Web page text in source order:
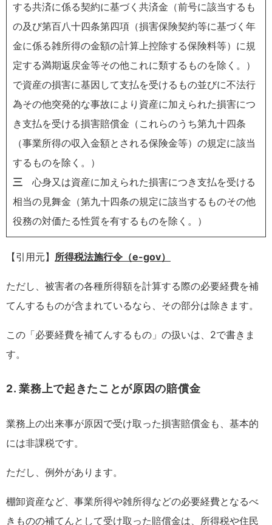
する共済に係る契約に基づく共済金（前号に該当するも
の及び第百八十四条第四項（損害保険契約等に基づく年
金に係る雑所得の金額の計算上控除する保険料等）に規
定する満期返戻金等その他これに類するものを除く。）
で資産の損害に基因して支払を受けるもの並びに不法行
為その他突発的な事故により資産に加えられた損害につ
き支払を受ける損害賠償金（これらのうち第九十四条
（事業所得の収入金額とされる保険金等）の規定に該当
するものを除く。）
三 心身又は資産に加えられた損害につき支払を受ける
相当の見舞金（第九十四条の規定に該当するものその他
役務の対価たる性質を有するものを除く。）
【引用元】 所得税法施行令（e-gov）
ただし、被害者の各種所得額を計算する際の必要経費を補
てんするものが含まれているなら、その部分は除きます。
この「必要経費を補てんするもの」の扱いは、2で書きま
す。
2. 業務上で起きたことが原因の賠償金
業務上の出来事が原因で受け取った損害賠償金も、基本的
には非課税です。
ただし、例外があります。
棚卸資産など、事業所得や雑所得などの必要経費となるべ
きものの補てんとして受け取った賠償金は、所得税や住民